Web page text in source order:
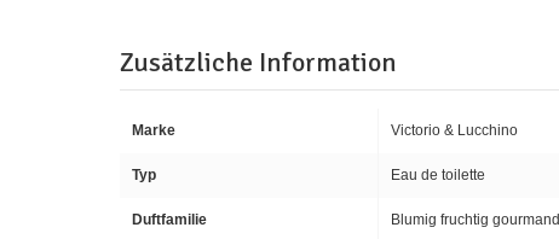
Zusätzliche Information
Marke Victorio & Lucchino
Typ Eau de toilette
Duftfamilie Blumig fruchtig gourmand